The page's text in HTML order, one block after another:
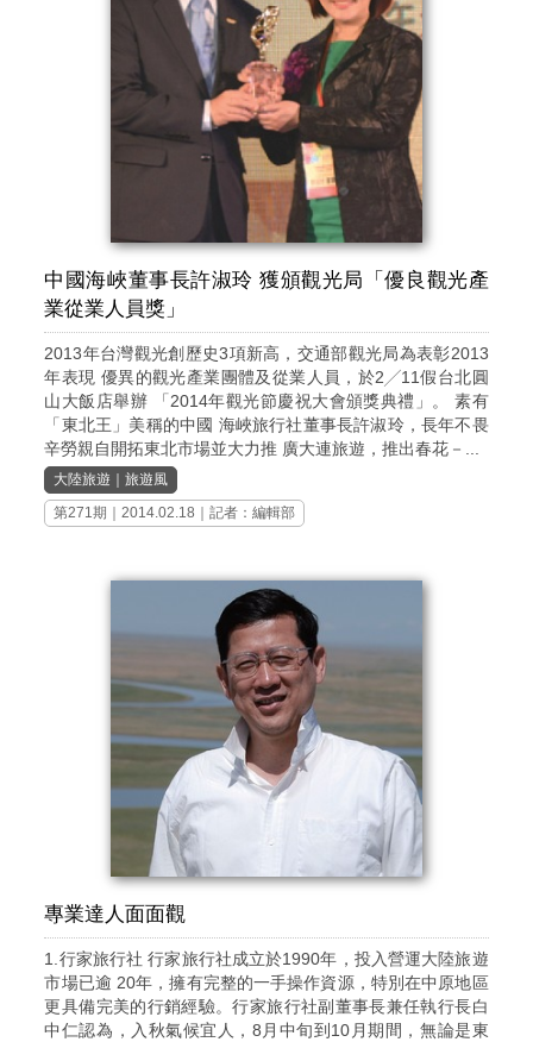
中國海峽董事長許淑玲 獲頒觀光局「優良觀光產
業從業人員獎」
2013年台灣觀光創歷史3項新高，交通部觀光局為表彰2013
年表現 優異的觀光產業團體及從業人員，於2╱11假台北圓
山大飯店舉辦 「2014年觀光節慶祝大會頒獎典禮」。 素有
「東北王」美稱的中國 海峽旅行社董事長許淑玲，長年不畏
辛勞親自開拓東北市場並大力推 廣大連旅遊，推出春花－...
大陸旅遊 ｜旅遊風
第271期
｜2014.02.18｜記者：編輯部
專業達人面面觀
1.行家旅行社 行家旅行社成立於1990年，投入營運大陸旅遊
市場已逾 20年，擁有完整的一手操作資源，特別在中原地區
更具備完美的行銷經驗。行家旅行社副董事長兼任執行長白
中仁認為，入秋氣候宜人，8月中旬到10月期間，無論是東